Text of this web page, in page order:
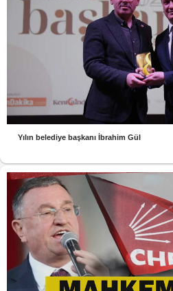
Yılın belediye başkanı İbrahim Gül